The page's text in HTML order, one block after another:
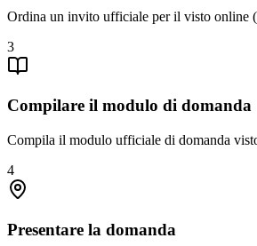
Ordina un invito ufficiale per il visto online
3
Compilare il modulo di domanda
Compila il modulo ufficiale di domanda
4
Presentare la domanda